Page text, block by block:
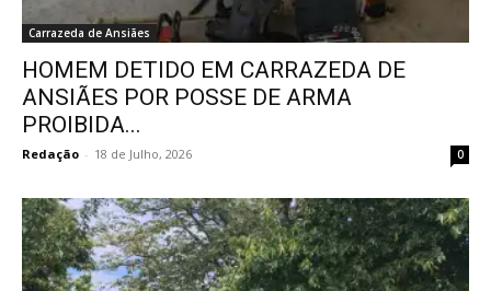
Carrazeda de Ansiães
HOMEM DETIDO EM CARRAZEDA DE
ANSIÃES POR POSSE DE ARMA
PROIBIDA...
Redação - 18 de Julho, 2026 0